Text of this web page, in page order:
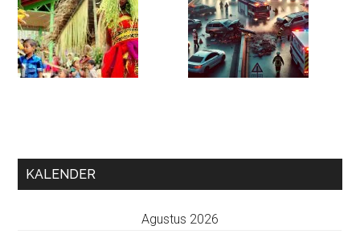
KALENDER
Agustus 2026